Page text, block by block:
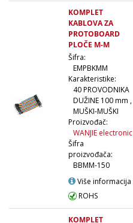
KOMPLET
KABLOVA ZA
PROTOBOARD
PLOČE M-M
Šifra:
EMPBKMM
Karakteristike:
40 PROVODNIKA
DUŽINE 100 mm ,
MUŠKI-MUŠKI
Proizvođač:
WANJIE electronic
Šifra
proizvođača:
BBMM-150
Više informacija
ROHS
KOMPLET